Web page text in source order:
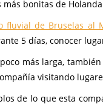
bonitas de
fluvial de Bruselas al
5 días, conocer
más larga,
visitando
de lo que esta